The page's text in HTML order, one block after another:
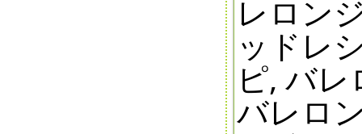
レロン
ッドレ
ピ, バ
バレロ